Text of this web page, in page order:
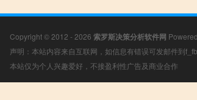
Copyright © 2012 - 2026 索罗斯决策分析软件网
声明：本站内容来自互联网，如信息有错误可发邮件到
本站仅为个人兴趣爱好，不接盈利性广告及商业合作